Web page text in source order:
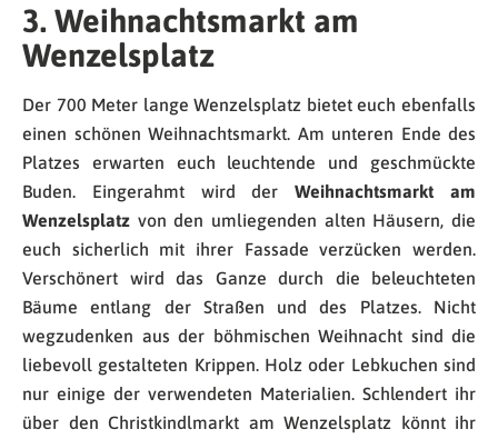
3. Weihnachtsmarkt am
Wenzelsplatz
Der 700 Meter lange Wenzelsplatz bietet euch ebenfalls
einen schönen Weihnachtsmarkt. Am unteren Ende des
Platzes erwarten euch leuchtende und geschmückte
Buden. Eingerahmt wird derWeihnachtsmarkt am
Wenzelsplatz von den umliegenden alten Häusern, die
euch sicherlich mit ihrer Fassade verzücken werden.
Verschönert wird das Ganze durch die beleuchteten
Bäume entlang der Straßen und des Platzes. Nicht
wegzudenken aus der böhmischen Weihnacht sind die
liebevoll gestalteten Krippen. Holz oder Lebkuchen sind
nur einige der verwendeten Materialien. Schlendert ihr
über den Christkindlmarkt am Wenzelsplatz könnt ihr